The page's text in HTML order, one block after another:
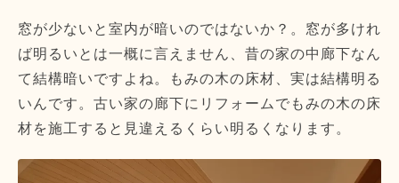
窓が少ないと室内が暗いのではないか？。窓が多けれ
ば明るいとは一概に言えません、昔の家の中廊下なん
て結構暗いですよね。もみの木の床材、実は結構明る
いんです。古い家の廊下にリフォームでもみの木の床
材を施工すると見違えるくらい明るくなります。